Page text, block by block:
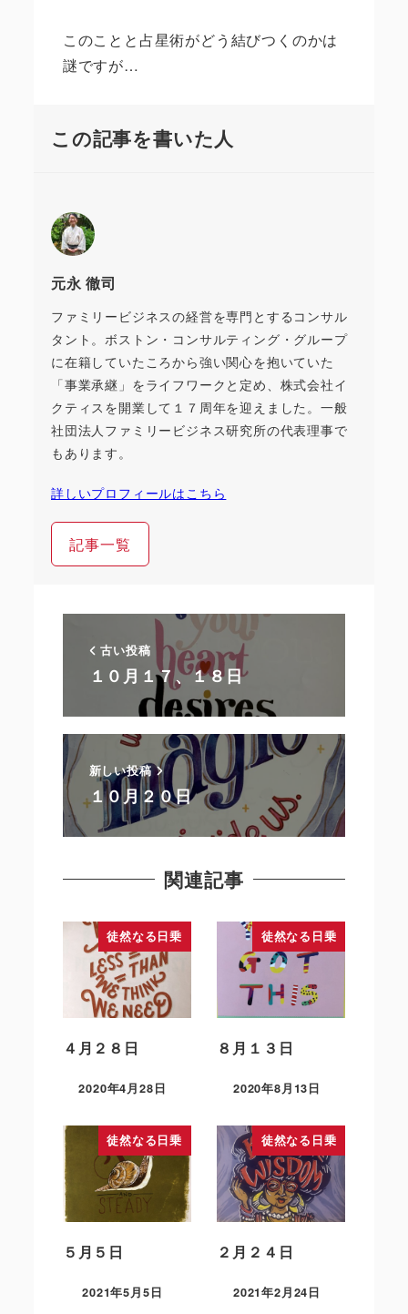
このことと占星術がどう結びつくのかは
謎ですが…
この記事を書いた人
元永 徹司
ファミリービジネスの経営を専門とするコンサル
タント。ボストン・コンサルティング・グループ
に在籍していたころから強い関心を抱いていた
「事業承継」をライフワークと定め、株式会社イ
クティスを開業して１７周年を迎えました。一般
社団法人ファミリービジネス研究所の代表理事で
もあります。
詳しいプロフィールはこちら
記事一覧
古い投稿
１０月１７、１８日
新しい投稿
１０月２０日
関連記事
徒然なる日乗
４月２８日
2020年4月28日
徒然なる日乗
８月１３日
2020年8月13日
徒然なる日乗
５月５日
2021年5月5日
徒然なる日乗
２月２４日
2021年2月24日